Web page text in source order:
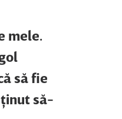
mele.
să fie
să-